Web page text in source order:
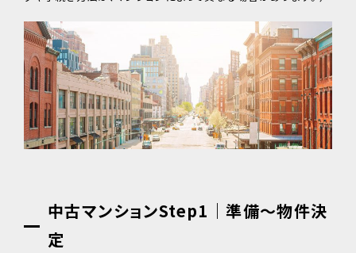
中古マンションStep1｜準備～物件決
定